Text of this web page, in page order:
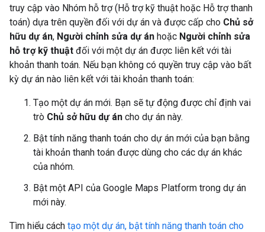
truy cập vào Nhóm hỗ trợ (Hỗ trợ kỹ thuật hoặc Hỗ trợ thanh
toán) dựa trên quyền đối với dự án và được cấp cho Chủ sở
hữu dự án, Người chỉnh sửa dự án hoặc Người chỉnh sửa
hỗ trợ kỹ thuật đối với một dự án được liên kết với tài
khoản thanh toán. Nếu bạn không có quyền truy cập vào bất
kỳ dự án nào liên kết với tài khoản thanh toán:
Tạo một dự án mới. Bạn sẽ tự động được chỉ định vai
trò Chủ sở hữu dự án cho dự án này.
Bật tính năng thanh toán cho dự án mới của bạn bằng
tài khoản thanh toán được dùng cho các dự án khác
của nhóm.
Bật một API của Google Maps Platform trong dự án
mới này.
Tìm hiểu cách tạo một dự án, bật tính năng thanh toán cho